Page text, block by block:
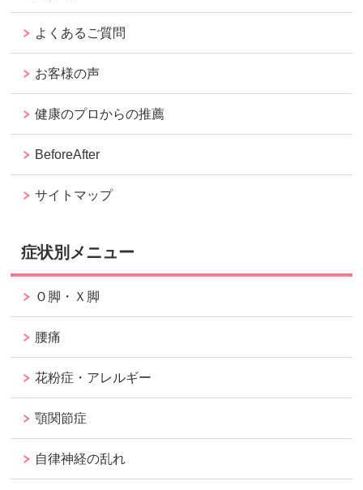
よくあるご質問
お客様の声
健康のプロからの推薦
BeforeAfter
サイトマップ
症状別メニュー
Ｏ脚・Ｘ脚
腰痛
花粉症・アレルギー
顎関節症
自律神経の乱れ